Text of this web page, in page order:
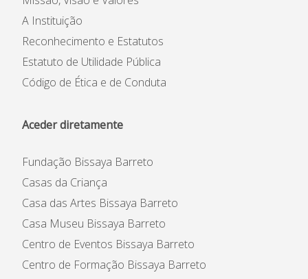
A Instituição
Reconhecimento e Estatutos
Estatuto de Utilidade Pública
Código de Ética e de Conduta
Aceder diretamente
Fundação Bissaya Barreto
Casas da Criança
Casa das Artes Bissaya Barreto
Casa Museu Bissaya Barreto
Centro de Eventos Bissaya Barreto
Centro de Formação Bissaya Barreto